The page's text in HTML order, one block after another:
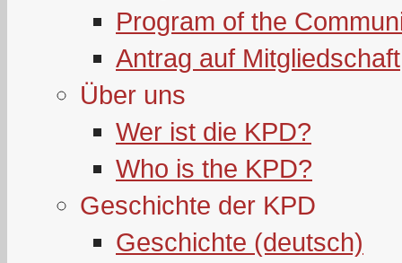
Program of the
Antrag auf Mitgliedschaft
Über uns
Wer ist die KPD?
Who is the KPD?
Geschichte der KPD
Geschichte (deutsch)